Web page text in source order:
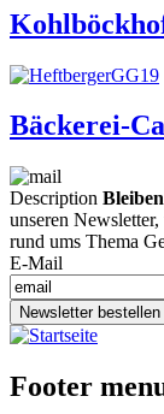
Bäckerei-
Description
unseren
rund ums Thema
E-Mail
Newsletter bestellen
Footer